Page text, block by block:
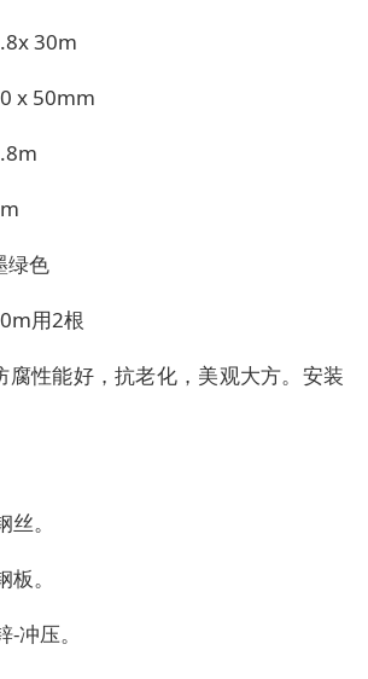
30m
x 50mm
绿色
用2根
腐性能好，抗老化，美观大方。安装
。
。
冲压。